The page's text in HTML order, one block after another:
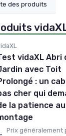
des produits
vidaXL Abri
avec Toit
: un
cher qui
la patience au
Prix généralement